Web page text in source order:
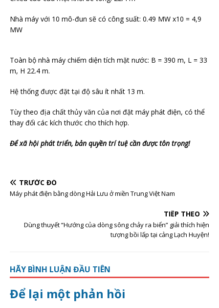
Nhà máy với 10 mô-đun sẽ có công suất: 0.49 MW x10 = 4,9
MW
Toàn bộ nhà máy chiếm diện tích mặt nước: B = 390 m, L = 33
m, H 22.4 m.
Hệ thống được đặt tại độ sâu ít nhất 13 m.
Tùy theo địa chất thủy văn của nơi đặt máy phát điện, có thể
thay đổi các kích thước cho thích hợp.
Để xã hội phát triển, bản quyền trí tuệ cần được tôn trọng!
TRƯỚC ĐÓ
Máy phát điện bằng dòng Hải Lưu ở miền Trung Việt Nam
TIẾP THEO
Dùng thuyết “Hướng của dòng sông chảy ra biển” giải thích hiện
tượng bồi lấp tại cảng Lạch Huyện!
HÃY BÌNH LUẬN ĐẦU TIÊN
Để lại một phản hồi